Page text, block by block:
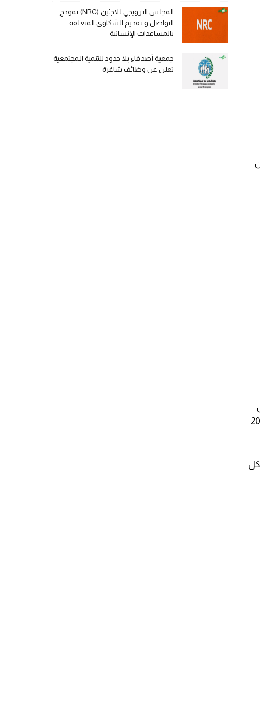
الأسرى الفلسطينيين في السجون الإسرائيلية، مما يجعل إجمالي المفرج عنهم في يومي الهدنة الممتدة، 20
كل
المجلس النرويجي للاجئين (NRC) نموذج
التواصل و تقديم الشكاوى المتعلقة
بالمساعدات الإنسانية
جمعية أصدقاء بلا حدود للتنمية المجتمعية
تعلن عن وظائف شاغرة